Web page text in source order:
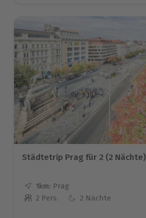
Städtetrip Prag für 2 (2 Nächte)
1km: Entfernung
Standort
Prag
Anzahl der Teilnehmer
2 Pers. 2 Nächte